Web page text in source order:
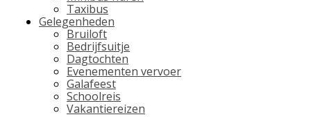
Taxibus
Gelegenheden
Bruiloft
Bedrijfsuitje
Dagtochten
Evenementen vervoer
Galafeest
Schoolreis
Vakantiereizen